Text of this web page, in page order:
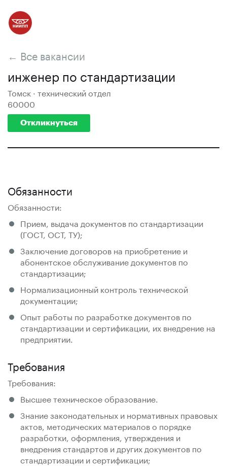
← Все вакансии
инженер по стандартизации
Томск · технический отдел
60000
Откликнуться
Обязанности
Обязанности:
Прием, выдача документов по стандартизации
(ГОСТ, ОСТ, ТУ);
Заключение договоров на приобретение и
абонентское обслуживание документов по
стандартизации;
Нормализационный контроль технической
документации;
Опыт работы по разработке документов по
стандартизации и сертификации, их внедрение на
предприятии.
Требования
Требования:
Высшее техническое образование.
Знание законодательных и нормативных правовых
актов, методических материалов о порядке
разработки, оформления, утверждения и
внедрения стандартов и других документов по
стандартизации и сертификации;